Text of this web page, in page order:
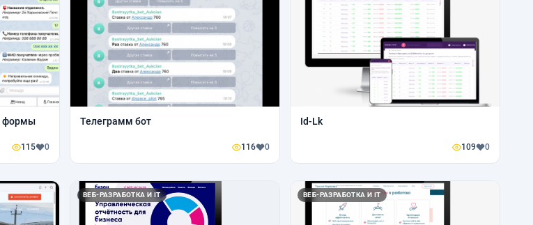
формы
115 0
Телеграмм бот
116 0
Id-Lk
109 0
ВЕБ-РАЗРАБОТКА И IT ВЕБ-РАЗРАБОТКА И IT